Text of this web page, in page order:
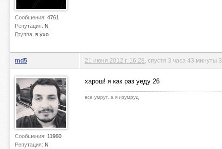
Сообщения: 4761
Репутация: N
Группа: в ухо
md5
Сообщения: 11960
Репутация: N
21 июня 2012 г. 16:28 , спустя 3 часа 43 минуты
харош! я как раз уеду 26
все умрут, а я изумруд